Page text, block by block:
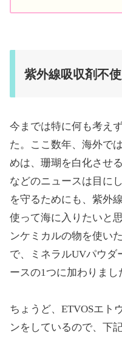
紫外線吸収剤不
今までは特に何も考え
た。ここ数年、海外で
めは、珊瑚を白化させ
などのニュースは目に
を守るためにも、紫外
使って海に入りたいと
ンケミカルの物を使い
で、ミネラルUVパウダ
ースの1つに加わりまし
ちょうど、ETVOSエト
ンをしているので、下